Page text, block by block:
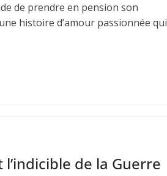
de prendre en pension son
histoire d’amour passionnée qui
de la Guerre